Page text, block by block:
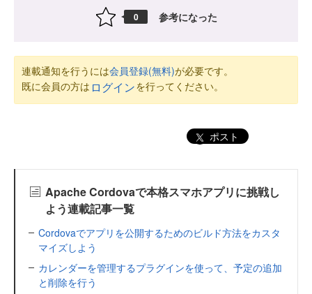
0 参考になった
連載通知を行うには会員登録(無料)が必要です。
既に会員の方は ログインを行ってください。
ポスト
Apache Cordovaで本格スマホアプリに挑戦し
よう連載記事一覧
Cordovaでアプリを公開するためのビルド方法をカスタ
マイズしよう
カレンダーを管理するプラグインを使って、予定の追加
と削除を行う